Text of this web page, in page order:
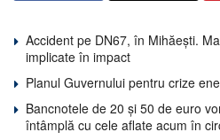
Accident pe DN67, în Mihăești.
implicate în impact
Planul Guvernului pentru crize
Bancnotele de 20 și 50 de euro
întâmplă cu cele aflate acum în